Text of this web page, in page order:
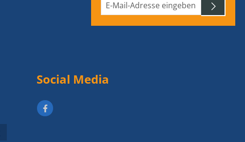
Social Media